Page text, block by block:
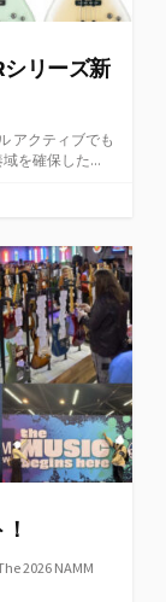
シリーズ新
アクティブでも
を確保した...
2026 NAMM